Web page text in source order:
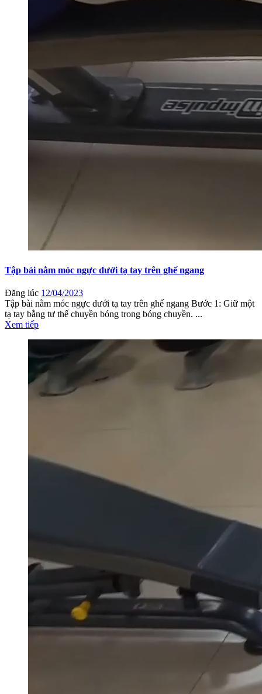
Tập bài nằm móc ngực dưới tạ tay trên ghế ngang
Đăng lúc 12/04/2023
Tập bài nằm móc ngực dưới tạ tay trên ghế ngang Bước 1: Giữ một
tạ tay bằng tư thế chuyền bóng trong bóng chuyền. ...
Xem tiếp